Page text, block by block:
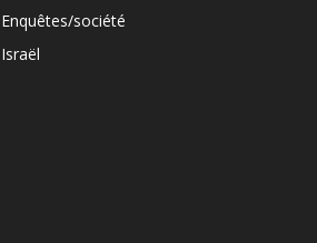
Enquêtes/société
Israël